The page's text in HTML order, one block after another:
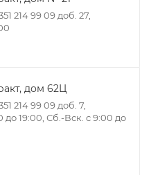
214 99 09 доб. 27,
дом 62Ц
214 99 09 доб. 7,
19:00, Сб.-Вск. с 9:00 до